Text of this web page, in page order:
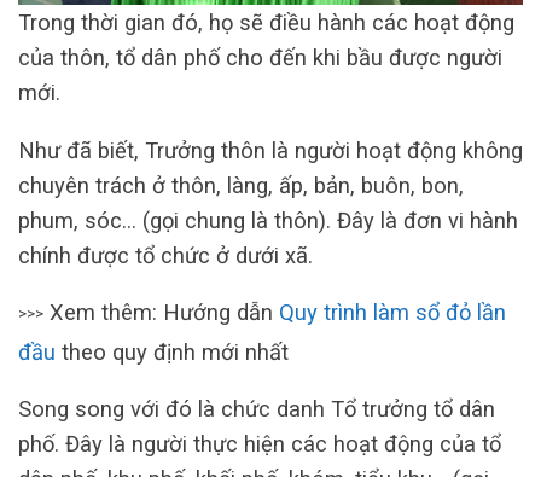
Trong thời gian đó, họ sẽ điều hành các hoạt động
của thôn, tổ dân phố cho đến khi bầu được người
mới.
Như đã biết, Trưởng thôn là người hoạt động không
chuyên trách ở thôn, làng, ấp, bản, buôn, bon,
phum, sóc… (gọi chung là thôn). Đây là đơn vi hành
chính được tổ chức ở dưới xã.
>>> Xem thêm: Hướng dẫn Quy trình làm sổ đỏ lần
đầu theo quy định mới nhất
Song song với đó là chức danh Tổ trưởng tổ dân
phố. Đây là người thực hiện các hoạt động của tổ